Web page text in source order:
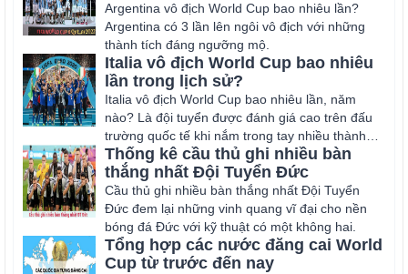
Argentina vô địch World Cup bao nhiêu lần?
Argentina có 3 lần lên ngôi vô địch với những
thành tích đáng ngưỡng mộ.
Italia vô địch World Cup bao nhiêu
lần trong lịch sử?
Italia vô địch World Cup bao nhiêu lần, năm
nào? Là đội tuyển được đánh giá cao trên đấu
trường quốc tế khi nắm trong tay nhiều thành
tích nhất.
Thống kê cầu thủ ghi nhiều bàn
thắng nhất Đội Tuyển Đức
Cầu thủ ghi nhiều bàn thắng nhất Đội Tuyển
Đức đem lại những vinh quang vĩ đại cho nền
bóng đá Đức với kỹ thuật có một không hai.
Tổng hợp các nước đăng cai World
Cup từ trước đến nay